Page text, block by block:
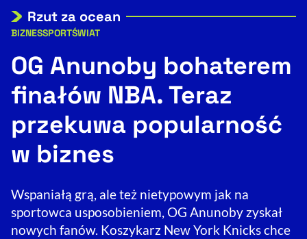
Resetuj opcje
Sprawdź, jak i dlaczego zwiększamy dostępność, otwiera się w nowym
Rzut za ocean
Kategorie artykułu:
BIZNESSPORTŚWIAT
OG Anunoby bohaterem
finałów NBA. Teraz
przekuwa popularność
w biznes
Wspaniałą grą, ale też nietypowym jak na
sportowca usposobieniem, OG Anunoby zyskał
nowych fanów. Koszykarz New York Knicks chce